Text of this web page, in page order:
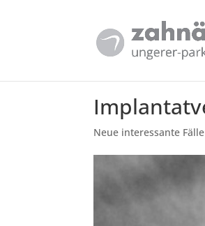
Neue interessante Fälle